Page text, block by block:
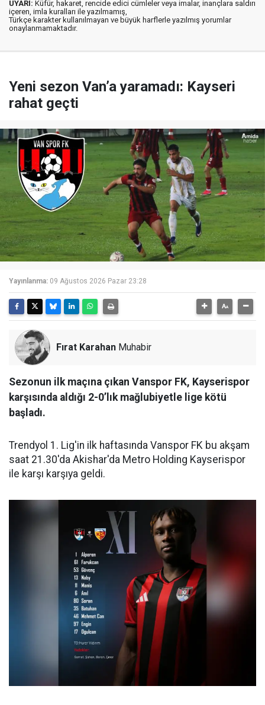
UYARI: Küfür, hakaret, rencide edici cümleler veya imalar, inançlara saldırı
içeren, imla kuralları ile yazılmamış,
Türkçe karakter kullanılmayan ve büyük harflerle yazılmış yorumlar
onaylanmamaktadır.
Yeni sezon Van’a yaramadı: Kayseri
rahat geçti
Yayınlanma: 09 Ağustos 2026 Pazar 23:28
Fırat Karahan Muhabir
Sezonun ilk maçına çıkan Vanspor FK, Kayserispor
karşısında aldığı 2-0’lık mağlubiyetle lige kötü
başladı.
Trendyol 1. Lig'in ilk haftasında Vanspor FK bu akşam
saat 21.30'da Akishar'da Metro Holding Kayserispor
ile karşı karşıya geldi.